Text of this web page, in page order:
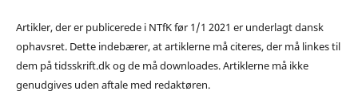
Artikler, der er publicerede i NTfK før 1/1 2021 er underlagt dansk
ophavsret. Dette indebærer, at artiklerne må citeres, der må linkes til
dem på tidsskrift.dk og de må downloades. Artiklerne må ikke
genudgives uden aftale med redaktøren.